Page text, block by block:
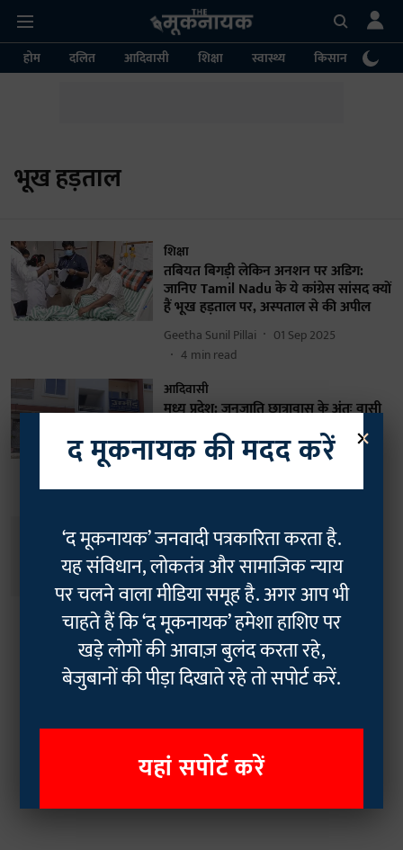
होम दलित आदिवासी शिक्षा स्वास्थ्य किसान
भूख हड़ताल
शिक्षा
तबियत बिगड़ी लेकिन अनशन पर अडिग:
जानिए Tamil Nadu के ये कांग्रेस सांसद क्यों
हैं भूख हड़ताल पर, अस्पताल से की अपील
Geetha Sunil Pillai
01 Sep 2025
4 min read
आदिवासी
मध्य प्रदेश: जनजाति छात्रावास के अंतः वासी
छात्र भूख हड़ताल पर बैठे, आखिर क्या है
कारण?
3min read
जानिए South Asian University के छात्र
क्यों कर रहे हैं भूख हड़ताल!
The Mooknayak 16 Nov 2022
Read More
×
द मूकनायक की मदद करें
‘द मूकनायक’ जनवादी पत्रकारिता करता है.
यह संविधान, लोकतंत्र और सामाजिक न्याय
पर चलने वाला मीडिया समूह है. अगर आप भी
चाहते हैं कि ‘द मूकनायक’ हमेशा हाशिए पर
खड़े लोगों की आवाज़ बुलंद करता रहे,
बेजुबानों की पीड़ा दिखाते रहे तो सपोर्ट करें.
यहां सपोर्ट करें